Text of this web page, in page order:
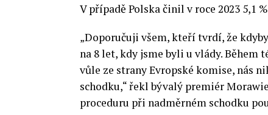
V případě Polska činil v roce 2023 5,1
„Doporučuji všem, kteří tvrdí, že
na 8 let, kdy jsme byli u vlády. Během
vůle ze strany Evropské komise, nás
schodku,“ řekl bývalý premiér
proceduru při nadměrném schodku